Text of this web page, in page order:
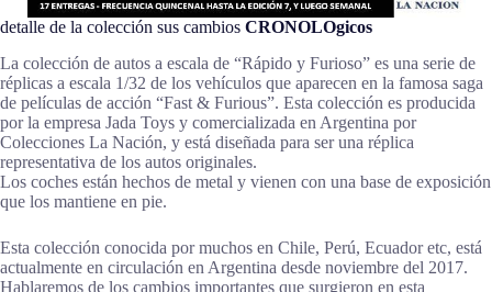
detalle de la colección sus cambios CRONOLOgicos
La colección de autos a escala de “Rápido y Furioso” es una serie de
réplicas a escala 1/32 de los vehículos que aparecen en la famosa saga
de películas de acción “Fast & Furious”. Esta colección es producida
por la empresa Jada Toys y comercializada en Argentina por
Colecciones La Nación, y está diseñada para ser una réplica
representativa de los autos originales.
Los coches están hechos de metal y vienen con una base de exposición
que los mantiene en pie.
Esta colección conocida por muchos en Chile, Perú, Ecuador etc, está
actualmente en circulación en Argentina desde noviembre del 2017.
Hablaremos de los cambios importantes que surgieron en esta